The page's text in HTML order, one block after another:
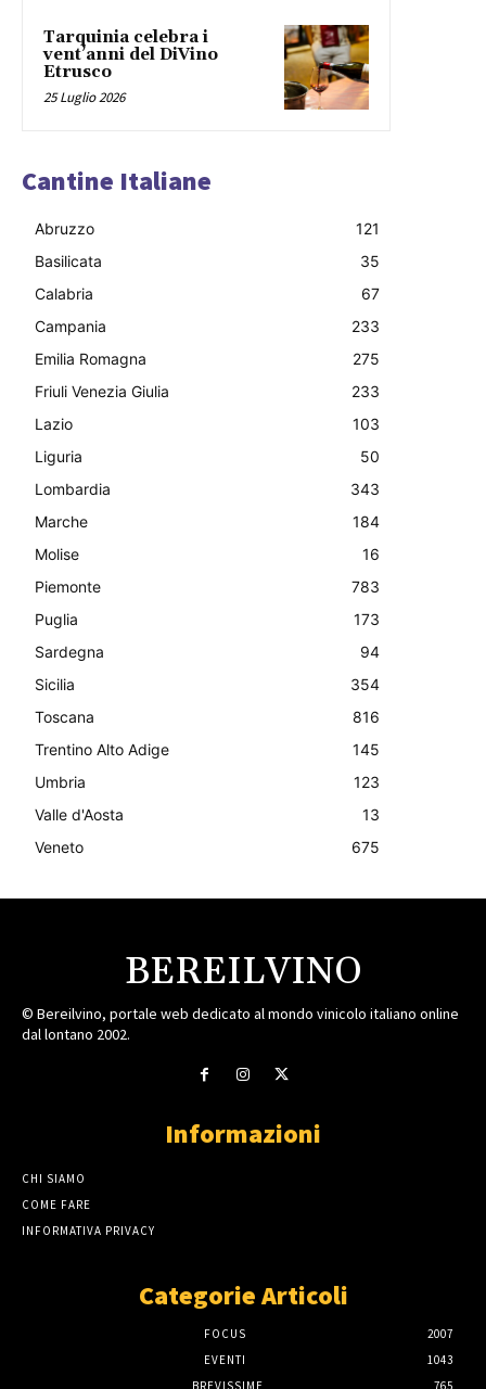
Tarquinia celebra i
vent’anni del DiVino
Etrusco
25 Luglio 2026
Cantine Italiane
Abruzzo
121
Basilicata
35
Calabria
67
Campania
233
Emilia Romagna
275
Friuli Venezia Giulia
233
Lazio
103
Liguria
50
Lombardia
343
Marche
184
Molise
16
Piemonte
783
Puglia
173
Sardegna
94
Sicilia
354
Toscana
816
Trentino Alto Adige
145
Umbria
123
Valle d'Aosta
13
Veneto
675
BEREILVINO
© Bereilvino, portale web dedicato al mondo vinicolo italiano online
dal lontano 2002.
Informazioni
CHI SIAMO
COME FARE
INFORMATIVA PRIVACY
Categorie Articoli
FOCUS
2007
EVENTI
1043
BREVISSIME
765